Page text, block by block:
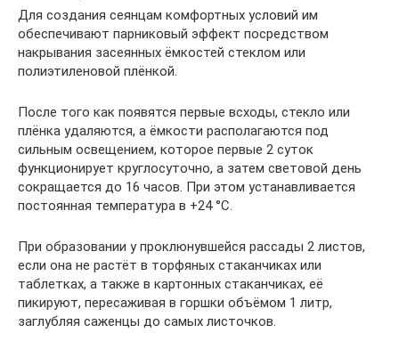
Для создания сеянцам комфортных условий им
обеспечивают парниковый эффект посредством
накрывания засеянных ёмкостей стеклом или
полиэтиленовой плёнкой.
После того как появятся первые всходы, стекло или
плёнка удаляются, а ёмкости располагаются под
сильным освещением, которое первые 2 суток
функционирует круглосуточно, а затем световой день
сокращается до 16 часов. При этом устанавливается
постоянная температура в +24 °С.
При образовании у проклюнувшейся рассады 2 листов,
если она не растёт в торфяных стаканчиках или
таблетках, а также в картонных стаканчиках, её
пикируют, пересаживая в горшки объёмом 1 литр,
заглубляя саженцы до самых листочков.